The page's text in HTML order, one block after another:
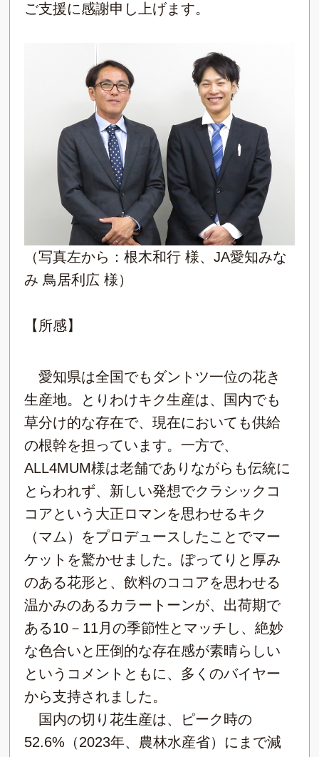
ご支援に感謝申し上げます。
（写真左から：根木和行 様、JA愛知みな
み 鳥居利広 様）
【所感】
愛知県は全国でもダントツ一位の花き
生産地。とりわけキク生産は、国内でも
草分け的な存在で、現在においても供給
の根幹を担っています。一方で、
ALL4MUM様は老舗でありながらも伝統に
とらわれず、新しい発想でクラシックコ
コアという大正ロマンを思わせるキク
（マム）をプロデュースしたことでマー
ケットを驚かせました。ぽってりと厚み
のある花形と、飲料のココアを思わせる
温かみのあるカラートーンが、出荷期で
ある10－11月の季節性とマッチし、絶妙
な色合いと圧倒的な存在感が素晴らしい
というコメントともに、多くのバイヤー
から支持されました。
国内の切り花生産は、ピーク時の
52.6%（2023年、農林水産省）にまで減